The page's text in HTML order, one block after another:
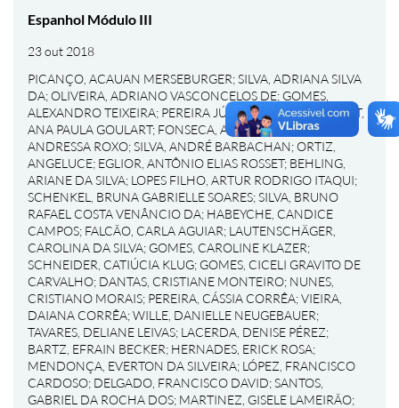
Espanhol Módulo III
23 out 2018
PICANÇO, ACAUAN MERSEBURGER;SILVA, ADRIANA SILVA
DA;OLIVEIRA, ADRIANO VASCONCELOS DE; GOMES,
ALEXANDRO TEIXEIRA; PEREIRA JÚNIOR, ALÉRCIO;BONAT,
ANA PAULA GOULART; FONSECA, ANDREA UALT;PONS,
ANDRESSA ROXO;SILVA, ANDRÉ BARBACHAN;ORTIZ,
ANGELUCE; EGLIOR, ANTÔNIO ELIAS ROSSET; BEHLING,
ARIANE DA SILVA; LOPES FILHO, ARTUR RODRIGO ITAQUI;
SCHENKEL, BRUNA GABRIELLE SOARES;SILVA, BRUNO
RAFAEL COSTA VENÂNCIO DA; HABEYCHE, CANDICE
CAMPOS; FALCÃO, CARLA AGUIAR; LAUTENSCHÄGER,
CAROLINA DA SILVA; GOMES, CAROLINE KLAZER;
SCHNEIDER, CATIÚCIA KLUG; GOMES, CICELI GRAVITO DE
CARVALHO; DANTAS, CRISTIANE MONTEIRO; NUNES,
CRISTIANO MORAIS; PEREIRA, CÁSSIA CORRÊA;VIEIRA,
DAIANA CORRÊA;WILLE, DANIELLE NEUGEBAUER;
TAVARES, DELIANE LEIVAS; LACERDA, DENISE PÉREZ;
BARTZ, EFRAIN BECKER; HERNADES, ERICK ROSA;
MENDONÇA, EVERTON DA SILVEIRA; LÓPEZ, FRANCISCO
CARDOSO; DELGADO, FRANCISCO DAVID;SANTOS,
GABRIEL DA ROCHA DOS; MARTINEZ, GISELE LAMEIRÃO;